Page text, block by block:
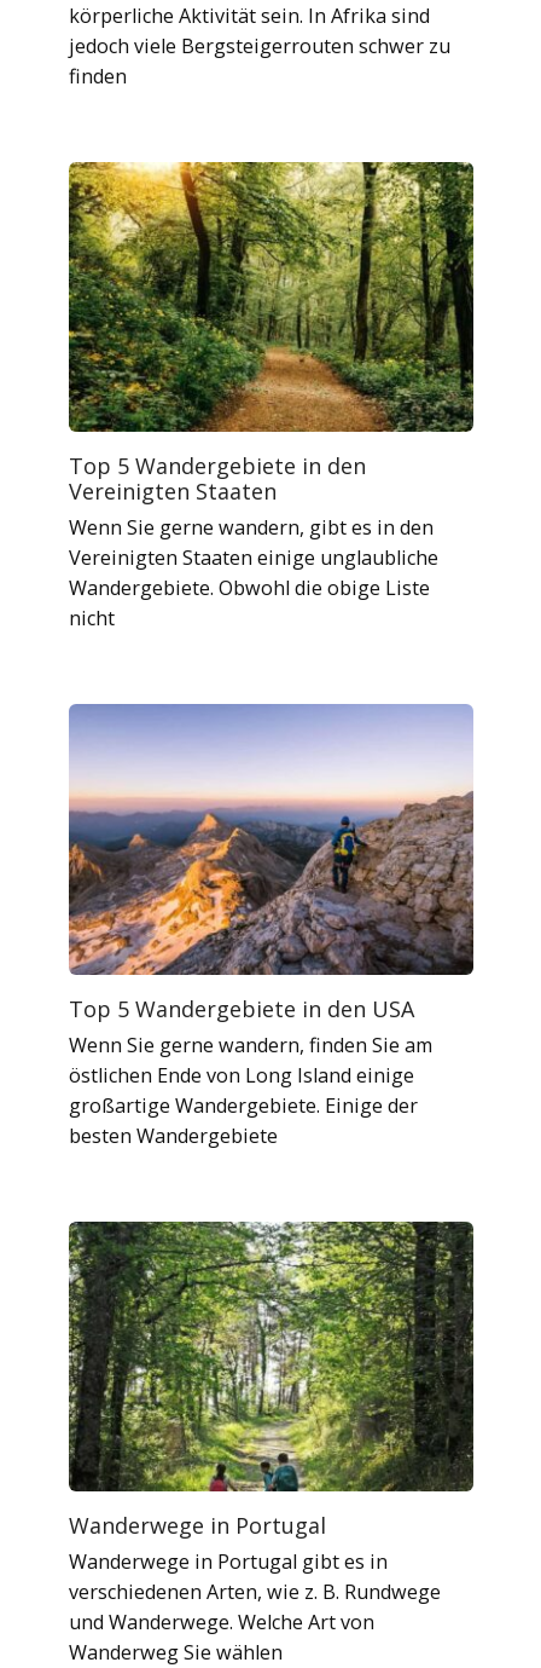
körperliche Aktivität sein. In Afrika sind
jedoch viele Bergsteigerrouten schwer zu
finden
Top 5 Wandergebiete in den
Vereinigten Staaten
Wenn Sie gerne wandern, gibt es in den
Vereinigten Staaten einige unglaubliche
Wandergebiete. Obwohl die obige Liste
nicht
Top 5 Wandergebiete in den USA
Wenn Sie gerne wandern, finden Sie am
östlichen Ende von Long Island einige
großartige Wandergebiete. Einige der
besten Wandergebiete
Wanderwege in Portugal
Wanderwege in Portugal gibt es in
verschiedenen Arten, wie z. B. Rundwege
und Wanderwege. Welche Art von
Wanderweg Sie wählen